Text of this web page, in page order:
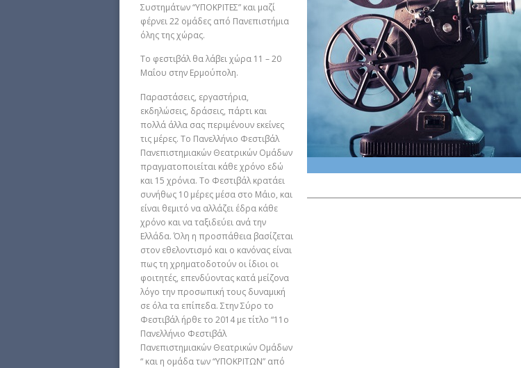
Συστημάτων “ΥΠΟΚΡΙΤΕΣ” και μαζί
φέρνει 22 ομάδες από Πανεπιστήμια
όλης της χώρας.
Το φεστιβάλ θα λάβει χώρα 11 – 20
Μαΐου στην Ερμούπολη.
Παραστάσεις, εργαστήρια,
εκδηλώσεις, δράσεις, πάρτι και
πολλά άλλα σας περιμένουν εκείνες
τις μέρες. To Πανελλήνιο Φεστιβάλ
Πανεπιστημιακών Θεατρικών Ομάδων
πραγματοποιείται κάθε χρόνο εδώ
και 15 χρόνια. Το Φεστιβάλ κρατάει
συνήθως 10 μέρες μέσα στο Μάιο, και
είναι θεμιτό να αλλάζει έδρα κάθε
χρόνο και να ταξιδεύει ανά την
Ελλάδα. Όλη η προσπάθεια βασίζεται
στον εθελοντισμό και ο κανόνας είναι
πως τη χρηματοδοτούν οι ίδιοι οι
φοιτητές, επενδύοντας κατά μείζονα
λόγο την προσωπική τους δυναμική
σε όλα τα επίπεδα. Στην Σύρο το
Φεστιβάλ ήρθε το 2014 με τίτλο “11ο
Πανελλήνιο Φεστιβάλ
Πανεπιστημιακών Θεατρικών Ομάδων
“ και η ομάδα των “ΥΠΟΚΡΙΤΩΝ” από